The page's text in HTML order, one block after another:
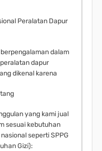
Peralatan Dapur
dalam
dapur
dikenal karena
yang kami jual
sesuai kebutuhan
seperti SPPG
Gizi):